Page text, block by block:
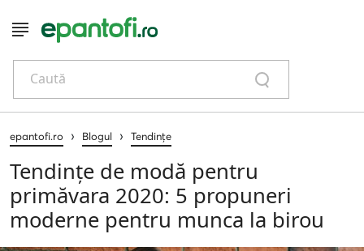
Caută
epantofi.ro › Blogul › Tendințe
Tendințe de modă pentru
primăvara 2020: 5 propuneri
moderne pentru munca la birou